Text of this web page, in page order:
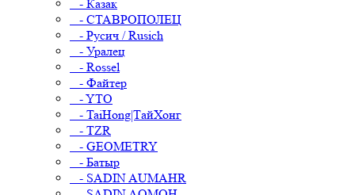
- Казак
- СТАВРОПОЛЕЦ
- Русич / Rusich
- Уралец
- Rossel
- Файтер
- YTO
- TaiHong|ТайХонг
- TZR
- GEOMETRY
- Батыр
- SADIN AUMAHR